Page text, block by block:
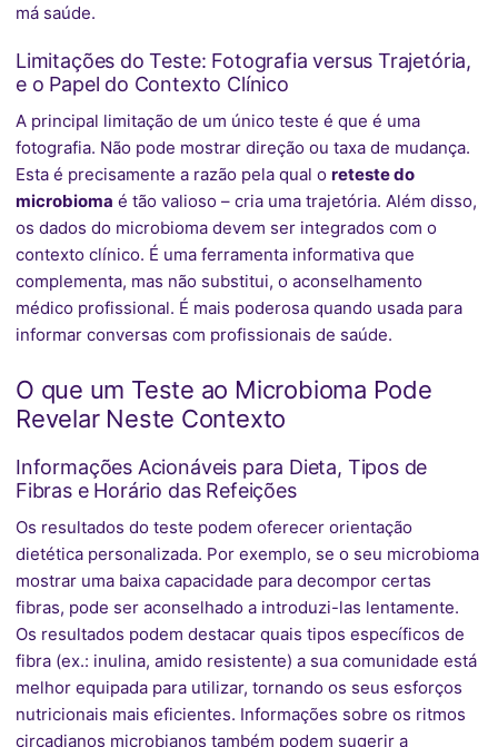
má saúde.
Limitações do Teste: Fotografia versus Trajetória,
e o Papel do Contexto Clínico
A principal limitação de um único teste é que é uma
fotografia. Não pode mostrar direção ou taxa de mudança.
Esta é precisamente a razão pela qual o reteste do
microbioma é tão valioso – cria uma trajetória. Além disso,
os dados do microbioma devem ser integrados com o
contexto clínico. É uma ferramenta informativa que
complementa, mas não substitui, o aconselhamento
médico profissional. É mais poderosa quando usada para
informar conversas com profissionais de saúde.
O que um Teste ao Microbioma Pode
Revelar Neste Contexto
Informações Acionáveis para Dieta, Tipos de
Fibras e Horário das Refeições
Os resultados do teste podem oferecer orientação
dietética personalizada. Por exemplo, se o seu microbioma
mostrar uma baixa capacidade para decompor certas
fibras, pode ser aconselhado a introduzi-las lentamente.
Os resultados podem destacar quais tipos específicos de
fibra (ex.: inulina, amido resistente) a sua comunidade está
melhor equipada para utilizar, tornando os seus esforços
nutricionais mais eficientes. Informações sobre os ritmos
circadianos microbianos também podem sugerir a